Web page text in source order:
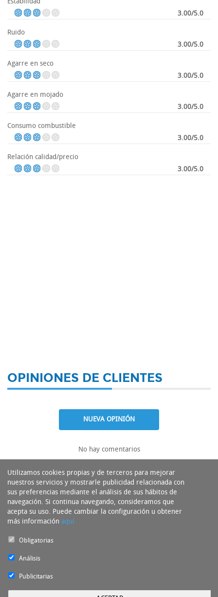
3.00/5.0
Ruido
3.00/5.0
Agarre en seco
3.00/5.0
Agarre en mojado
3.00/5.0
Consumo combustible
3.00/5.0
Relación calidad/precio
3.00/5.0
OPINIONES DE CLIENTES
NUEVA OPINIÓN
No hay comentarios
Utilizamos cookies propias y de terceros para mejorar
nuestros servicios y mostrarle publicidad relacionada con
sus preferencias mediante el análisis de sus hábitos de
navegación. Si continua navegando, consideramos que
acepta su uso. Puede cambiar la configuración u obtener
más información aquí
Obligatorias
Análisis
Publicitarias